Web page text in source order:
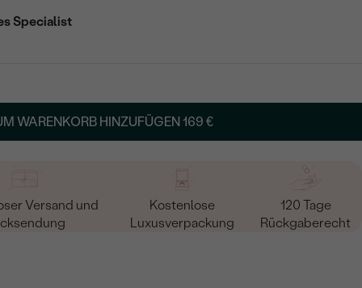
Specialist
WARENKORB HINZUFÜGEN 169 €
Versand und
Kostenlose
Luxusverpackung
120 Tage
Rückgaberecht